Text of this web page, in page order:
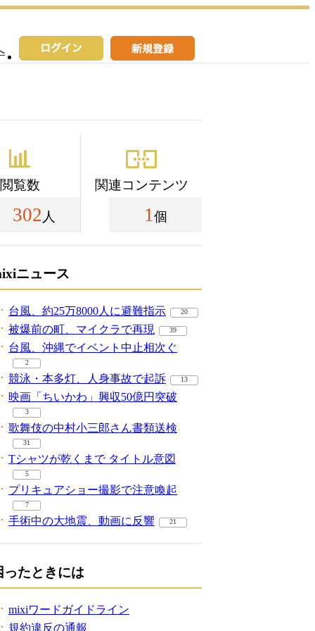
閲覧数
302 人
関連コンテンツ
1 個
ニュース
台風、約25万8000人に避難指示 20
被爆前の町、マイクラで再現 39
台風、沖縄でイベント中止相次ぐ
2
競泳・本多灯、人身事故で起訴 13
映画「ちいかわ」興収50億円突破
3
歌舞伎の中村小三郎さん書類送検
31
Tシャツが乾くまで タイトル意図
5
プリキュアショー撮影で注意喚起
7
手術中の大地震、動画に反響 21
ったときには
mixiワードガイドライン
規約違反の通報